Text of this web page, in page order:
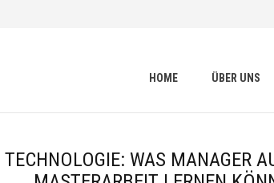
HOME ÜBER UNS
WAS MANAGER